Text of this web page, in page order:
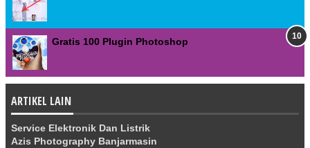
Gratis 100 Plugin Photoshop
ARTIKEL LAIN
Service Elektronik Dan Listrik
Azis Photography Banjarmasin